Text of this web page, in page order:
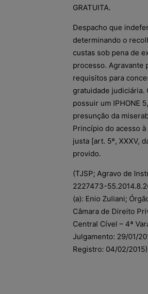
GRATUITA.
Despacho que
determinando o
custas sob pena de
processo. Agravante
requisitos para
gratuidade judiciária.
possuir um IPHONE
presunção da
Princípio do acesso
justa [art. 5º, XXXV,
provido.
(TJSP; Agravo de
2227473-
(a): Enio Zuliani;
Câmara de Direito
Central Cível – 4ª
Julgamento: 29/01/
Registro: 04/02/2015)